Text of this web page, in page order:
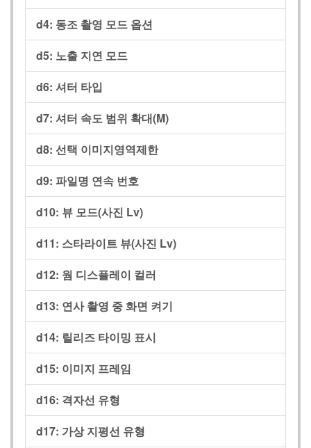
d4: 동조 촬영 모드 옵션
d5: 노출 지연 모드
d6: 셔터 타입
d7: 셔터 속도 범위 확대(M)
d8: 선택 이미지영역제한
d9: 파일명 연속 번호
d10: 뷰 모드(사진 Lv)
d11: 스타라이트 뷰(사진 Lv)
d12: 웜 디스플레이 컬러
d13: 연사 촬영 중 화면 켜기
d14: 릴리즈 타이밍 표시
d15: 이미지 프레임
d16: 격자선 유형
d17: 가상 지평선 유형